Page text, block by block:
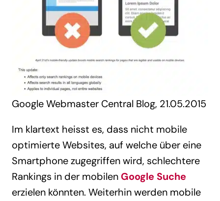
Google Webmaster Central Blog, 21.05.2015
Im klartext heisst es, dass nicht mobile
optimierte Websites, auf welche über eine
Smartphone zugegriffen wird, schlechtere
Rankings in der mobilen Google Suche
erzielen könnten. Weiterhin werden mobile